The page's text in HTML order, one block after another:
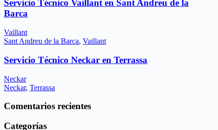
Servicio Técnico Vaillant en Sant Andreu de la
Barca
Vaillant
Sant Andreu de la Barca, Vaillant
Servicio Técnico Neckar en Terrassa
Neckar
Neckar, Terrassa
Comentarios recientes
Categorías